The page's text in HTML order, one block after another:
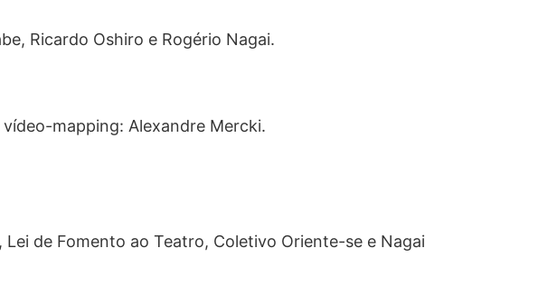
Ricardo Oshiro e Rogério Nagai.
mapping: Alexandre Mercki.
de Fomento ao Teatro, Coletivo Oriente-se e Nagai